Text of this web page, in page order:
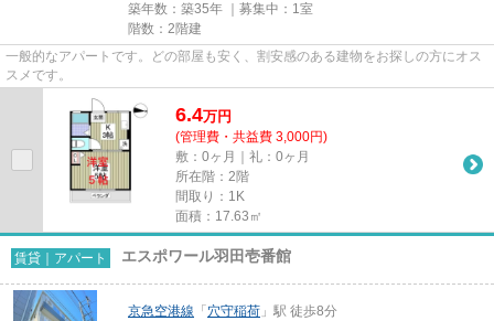
築年数：築35年 ｜募集中： 1室
階数：2階建
一般的なアパートです。どの部屋も安く、割安感のある建物をお探しの方にオス
スメです。
6.4万円
(管理費・共益費 3,000円)
敷：0ヶ月｜礼：0ヶ月
所在階：2階
間取り：1K
面積：17.63㎡
賃貸｜アパート エスポワール羽田壱番館
京急空港線 「 穴守稲荷 」駅 徒歩8分